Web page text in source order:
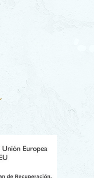
Er ist die